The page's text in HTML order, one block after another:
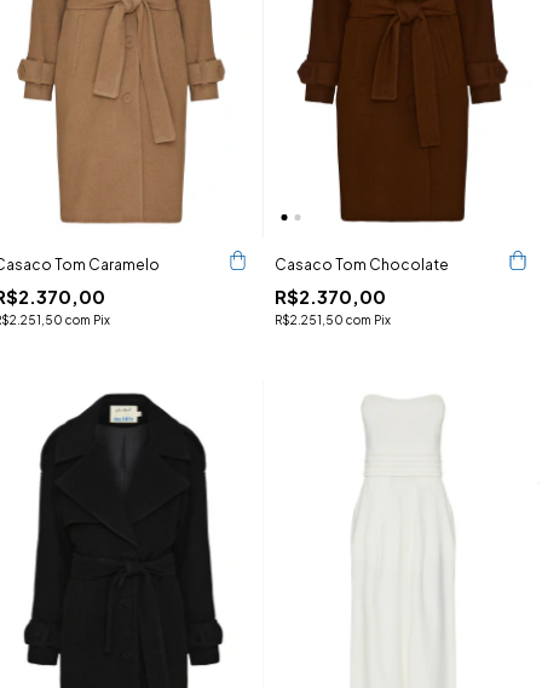
Tom Caramelo
com Pix
Casaco Tom Chocolate
R$2.370,00
R$2.251,50 com Pix